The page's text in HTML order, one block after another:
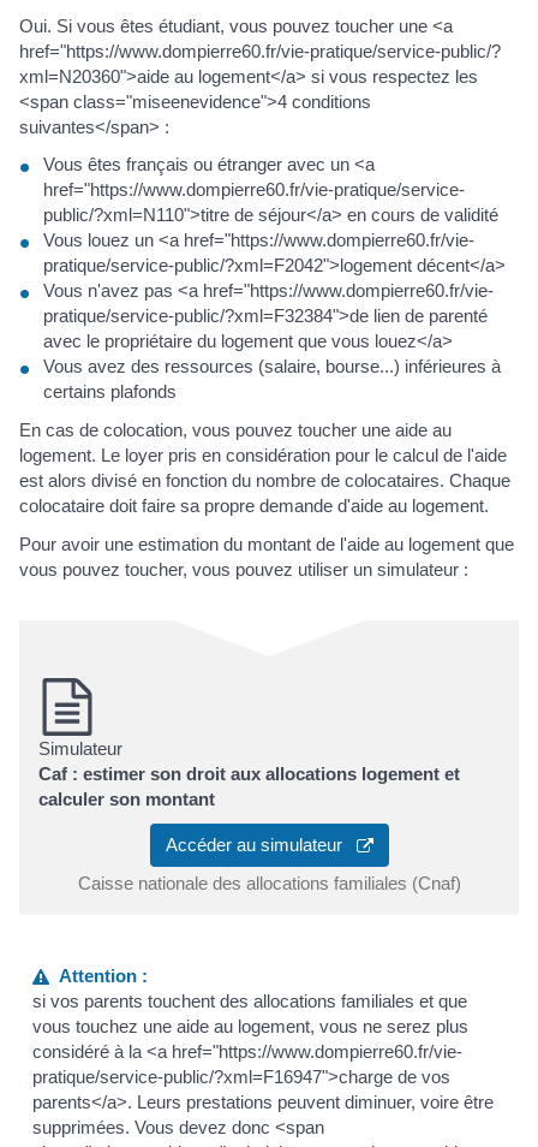
Oui. Si vous êtes étudiant, vous pouvez toucher une <a
href="https://www.dompierre60.fr/vie-pratique/service-public/?
xml=N20360">aide au logement</a> si vous respectez les
<span class="miseenevidence">4 conditions
suivantes</span> :
Vous êtes français ou étranger avec un <a
href="https://www.dompierre60.fr/vie-pratique/service-
public/?xml=N110">titre de séjour</a> en cours de validité
Vous louez un <a href="https://www.dompierre60.fr/vie-
pratique/service-public/?xml=F2042">logement décent</a>
Vous n'avez pas <a href="https://www.dompierre60.fr/vie-
pratique/service-public/?xml=F32384">de lien de parenté
avec le propriétaire du logement que vous louez</a>
Vous avez des ressources (salaire, bourse...) inférieures à
certains plafonds
En cas de colocation, vous pouvez toucher une aide au
logement. Le loyer pris en considération pour le calcul de l'aide
est alors divisé en fonction du nombre de colocataires. Chaque
colocataire doit faire sa propre demande d'aide au logement.
Pour avoir une estimation du montant de l'aide au logement que
vous pouvez toucher, vous pouvez utiliser un simulateur :
Simulateur
Caf : estimer son droit aux allocations logement et
calculer son montant
Accéder au simulateur
Caisse nationale des allocations familiales (Cnaf)
Attention :
si vos parents touchent des allocations familiales et que
vous touchez une aide au logement, vous ne serez plus
considéré à la <a href="https://www.dompierre60.fr/vie-
pratique/service-public/?xml=F16947">charge de vos
parents</a>. Leurs prestations peuvent diminuer, voire être
supprimées. Vous devez donc <span